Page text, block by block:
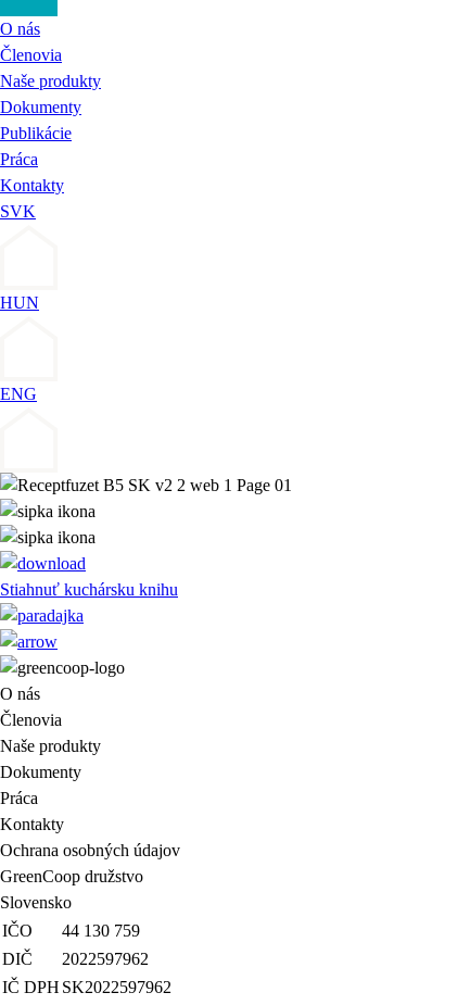
O nás
Členovia
Naše produkty
Dokumenty
Publikácie
Práca
Kontakty
SVK
HUN
ENG
Stiahnuť kuchársku knihu
O nás
Členovia
Naše produkty
Dokumenty
Práca
Kontakty
Ochrana osobných údajov
GreenCoop družstvo
Slovensko
IČO
44 130 759
DIČ
2022597962
IČ DPH SK2022597962